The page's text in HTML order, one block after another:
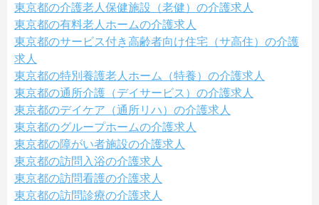
東京都の介護老人保健施設（老健）の介護求人
東京都の有料老人ホームの介護求人
東京都のサービス付き高齢者向け住宅（サ高住）の介護
求人
東京都の特別養護老人ホーム（特養）の介護求人
東京都の通所介護（デイサービス）の介護求人
東京都のデイケア（通所リハ）の介護求人
東京都のグループホームの介護求人
東京都の障がい者施設の介護求人
東京都の訪問入浴の介護求人
東京都の訪問看護の介護求人
東京都の訪問診療の介護求人